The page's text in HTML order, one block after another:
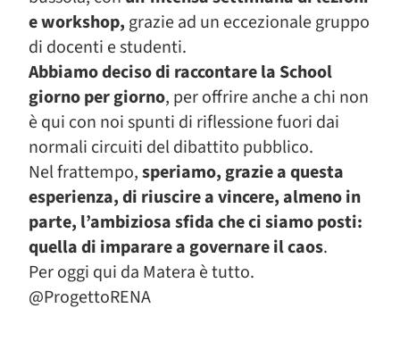
e workshop, grazie ad un eccezionale gruppo
di docenti e studenti.
Abbiamo deciso di raccontare la School
giorno per giorno, per offrire anche a chi non
è qui con noi spunti di riflessione fuori dai
normali circuiti del dibattito pubblico.
Nel frattempo,speriamo, grazie a questa
esperienza, di riuscire a vincere, almeno in
parte, l’ambiziosa sfida che ci siamo posti:
quella di imparare a governare il caos.
Per oggi qui da Matera è tutto.
@ProgettoRENA